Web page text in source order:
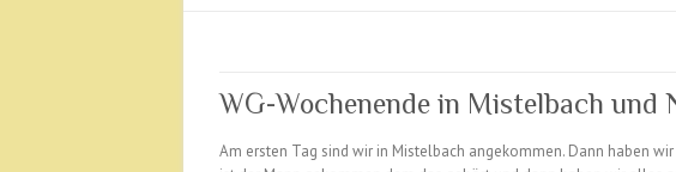
WG-Wochenende in Mistelbach und
Am ersten Tag sind wir in Mistelbach angekommen. Dann haben